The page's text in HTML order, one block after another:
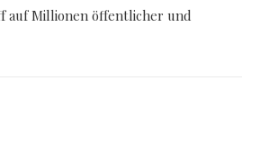
auf Millionen öffentlicher und